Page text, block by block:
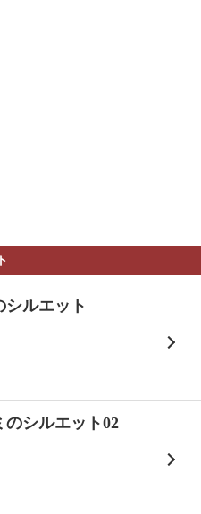
シルエット
のシルエット02